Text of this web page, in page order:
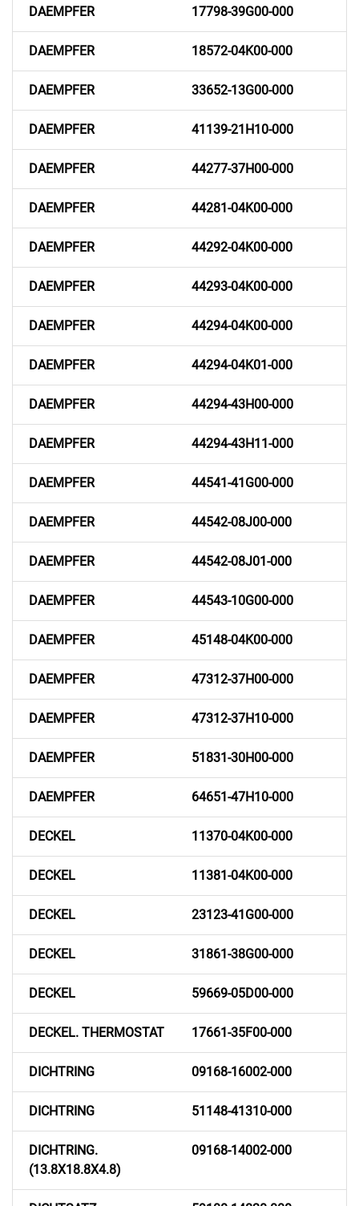
DAEMPFER 17798-39G00-000
DAEMPFER 18572-04K00-000
DAEMPFER 33652-13G00-000
DAEMPFER 41139-21H10-000
DAEMPFER 44277-37H00-000
DAEMPFER 44281-04K00-000
DAEMPFER 44292-04K00-000
DAEMPFER 44293-04K00-000
DAEMPFER 44294-04K00-000
DAEMPFER 44294-04K01-000
DAEMPFER 44294-43H00-000
DAEMPFER 44294-43H11-000
DAEMPFER 44541-41G00-000
DAEMPFER 44542-08J00-000
DAEMPFER 44542-08J01-000
DAEMPFER 44543-10G00-000
DAEMPFER 45148-04K00-000
DAEMPFER 47312-37H00-000
DAEMPFER 47312-37H10-000
DAEMPFER 51831-30H00-000
DAEMPFER 64651-47H10-000
DECKEL 11370-04K00-000
DECKEL 11381-04K00-000
DECKEL 23123-41G00-000
DECKEL 31861-38G00-000
DECKEL 59669-05D00-000
DECKEL. THERMOSTAT 17661-35F00-000
DICHTRING 09168-16002-000
DICHTRING 51148-41310-000
DICHTRING.
(13.8X18.8X4.8)
09168-14002-000